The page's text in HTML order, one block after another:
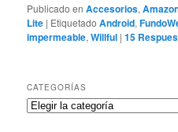
Publicado en Accesorios,
Lite | Etiquetado Android,
impermeable,Willful |15
CATEGORÍAS
Categorías